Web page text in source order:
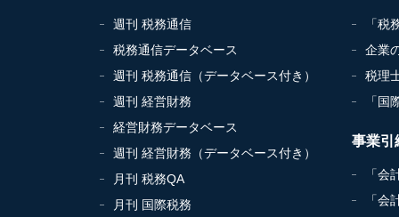
週刊 税務通信
税務通信データベース
週刊 税務通信（データベース付き）
週刊 経営財務
経営財務データベース
週刊 経営財務（データベース付き）
月刊 税務QA
月刊 国際税務
「税
企業
税理
「国
事業引
「会
「会